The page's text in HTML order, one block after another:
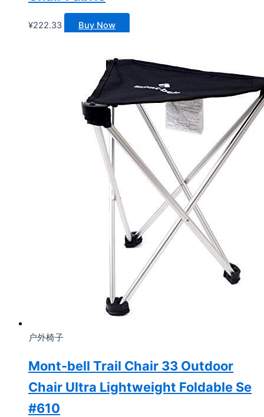
¥222.33 Buy Now
户外椅子
Mont-bell Trail Chair 33 Outdoor
Chair Ultra Lightweight Foldable Se
#610